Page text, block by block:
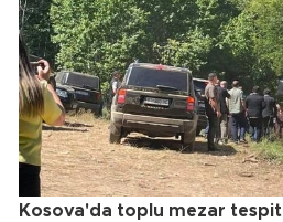
Kosova'da toplu mezar